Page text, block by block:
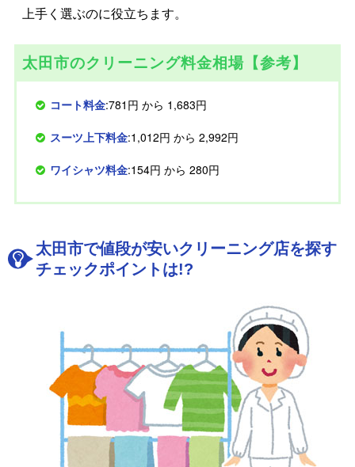
上手く選ぶのに役立ちます。
太田市のクリーニング料金相場【参考】
コート料金:781円 から 1,683円
スーツ上下料金:1,012円 から 2,992円
ワイシャツ料金:154円 から 280円
太田市で値段が安いクリーニング店を探す
チェックポイントは!?